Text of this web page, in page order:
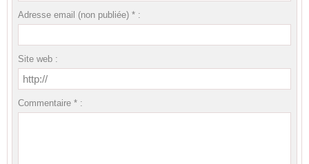
Adresse email (non publiée) * :
Site web :
Commentaire * :